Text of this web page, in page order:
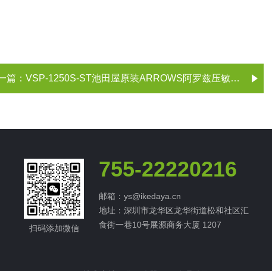
篇： ​​VSP-1250S-ST池田屋原装ARROWS阿罗兹压敏电阻
扫码添加微信
755-22220216
邮箱：ys@ikedaya.cn
地址：深圳市龙华区龙华街道松和社区汇
食街一巷10号展源商务大厦 1207